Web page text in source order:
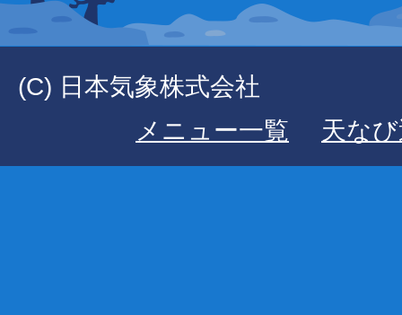
(C) 日本気象株式会社
メニュー一覧
天な